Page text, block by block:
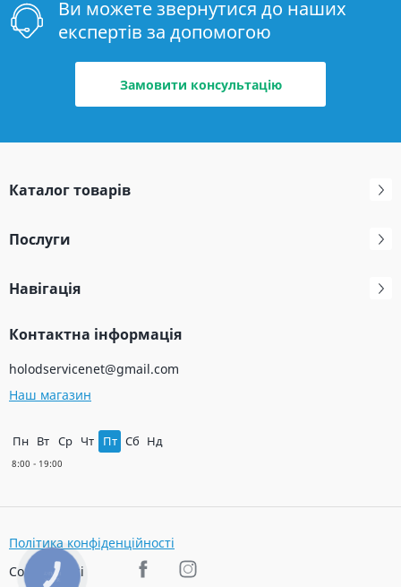
Ви можете звернутися до наших
експертів за допомогою
Замовити консультацію
Каталог товарів
Послуги
Навігація
Контактна інформація
holodservicenet@gmail.com
Наш магазин
Пн Вт Ср Чт Пт Сб Нд
Політика конфіденційності
Соц. мережі
КНОПКА
ЗВ'ЯЗКУ